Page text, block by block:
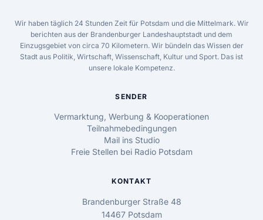
Wir haben täglich 24 Stunden Zeit für Potsdam und die Mittelmark. Wir
berichten aus der Brandenburger Landeshauptstadt und dem
Einzugsgebiet von circa 70 Kilometern. Wir bündeln das Wissen der
Stadt aus Politik, Wirtschaft, Wissenschaft, Kultur und Sport. Das ist
unsere lokale Kompetenz.
SENDER
Vermarktung, Werbung & Kooperationen
Teilnahmebedingungen
Mail ins Studio
Freie Stellen bei Radio Potsdam
KONTAKT
Brandenburger Straße 48
14467 Potsdam